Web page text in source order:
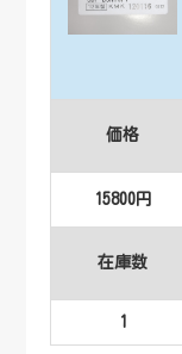
価格
15800円
在庫数
1